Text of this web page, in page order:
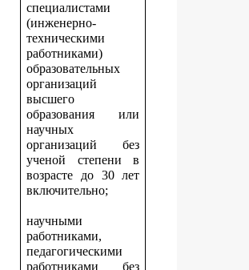
специалистами
(инженерно-
техническими
работниками)
образовательных
организаций
высшего
образования или
научных
организаций без
ученой степени в
возрасте до 30 лет
включительно;
научными
работниками,
педагогическими
работниками без